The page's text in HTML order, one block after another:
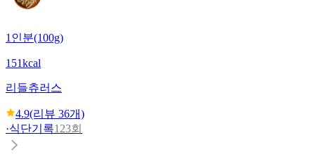
1인분(100g)
151kcal
리들츄러스
4.9(리뷰 36개)
·식단기록123회